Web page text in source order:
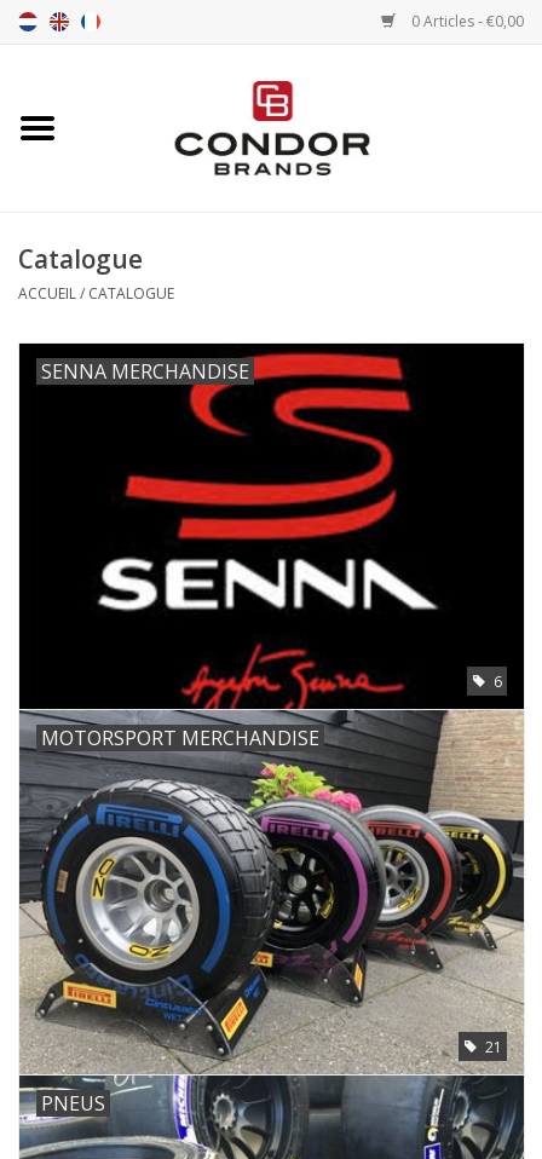
0 Articles - €0,00
Accueil
Motorsport Merchandise
Pneumatiques
Protection
Serrures
Marques
Catalogue
ACCUEIL/ CATALOGUE
SENNA MERCHANDISE
6
MOTORSPORT MERCHANDISE
21
PNEUS